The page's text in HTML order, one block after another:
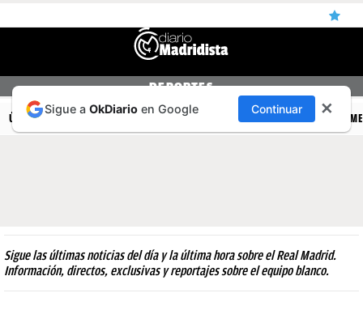
ÚLTIMAS
NOTICIAS
FICHAJES
DEPORTES
ÚLTIMAS NOTICIAS REAL MADRID BALONCESTO CANTERA
Sigue las últimas noticias del día y la última hora sobre el Real Madrid.
Información, directos, exclusivas y reportajes sobre el equipo blanco.
Sigue a OkDiario en Google Continuar ✕